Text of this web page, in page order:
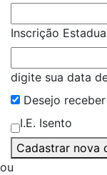
Inscrição
digite sua data
Desejo
I.E. Isento
Cadastrar nova
ou